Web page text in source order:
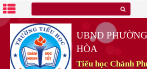
UBND
HÒA
Tiểu học Chánh